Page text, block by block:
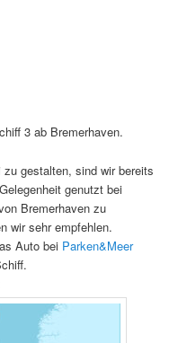
3 ab Bremerhaven.
gestalten, sind wir bereits
genutzt bei
Bremerhaven zu
wir sehr empfehlen.
Auto bei Parken&Meer